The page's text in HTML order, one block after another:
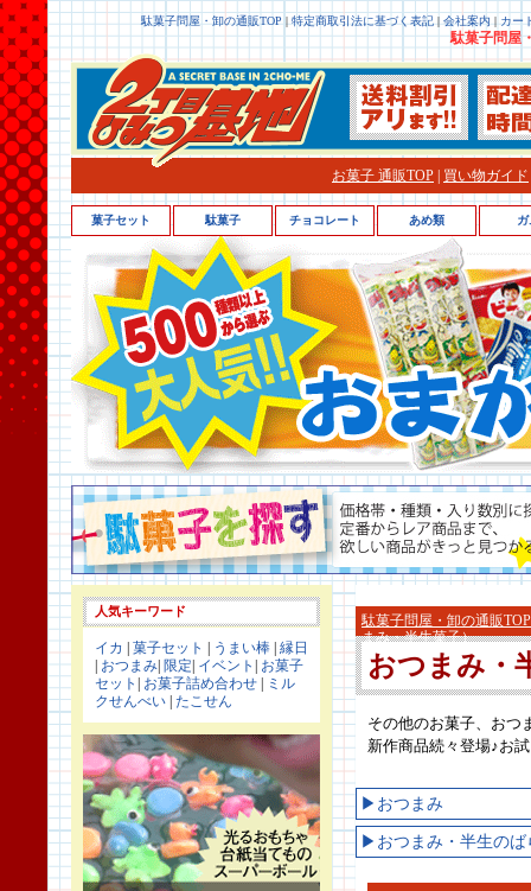
駄菓子問屋・卸の通販TOP | 特定商取引法に基づく表記 | 会社案内 | カー
駄菓子問屋
お菓子 通販TOP 買い物ガイド
人気キーワード
イカ 菓子セット うまい棒 縁日
おつまみ 限定 イベント
お菓子
セット
お菓子詰め合わせ
ミル
クせんべい たこせん
駄菓子問屋・卸の通販TOP
まみ・半生菓子）
おつまみ・
その他のお菓子、おつ
新作商品続々登場♪お
▶おつまみ
▶おつまみ・半生のば